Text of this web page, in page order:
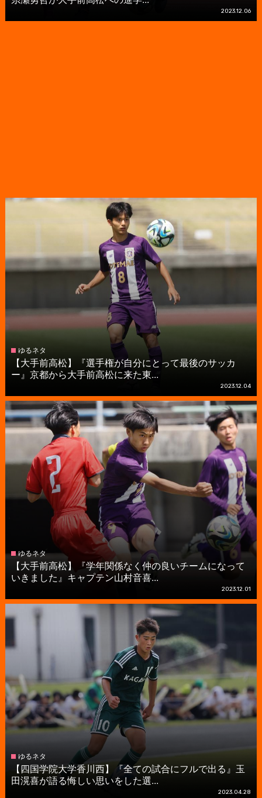
2023.12.06
ゆるネタ
【大手前高松】『選手権が自分にとって最後のサッカ
ー』京都から大手前高松に来た東...
2023.12.04
ゆるネタ
【大手前高松】『学年関係なく仲の良いチームになって
いきました』キャプテン山村音喜...
2023.12.01
ゆるネタ
【四国学院大学香川西】『全ての試合にフルで出る』玉
田滉喜が語る悔しい思いをした選...
2023.04.28